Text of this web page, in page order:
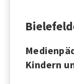
Kindern